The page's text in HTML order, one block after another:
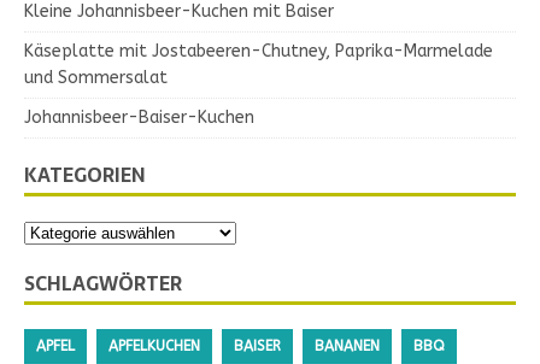
Kleine Johannisbeer-Kuchen mit Baiser
Käseplatte mit Jostabeeren-Chutney, Paprika-Marmelade
und Sommersalat
Johannisbeer-Baiser-Kuchen
KATEGORIEN
SCHLAGWÖRTER
APFEL APFELKUCHEN BAISER BANANEN BBQ